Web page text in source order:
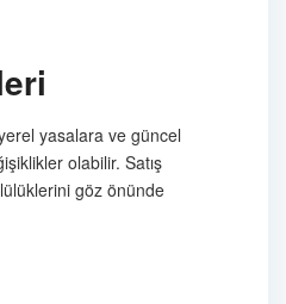
yasalara ve güncel
olabilir. Satış
göz önünde